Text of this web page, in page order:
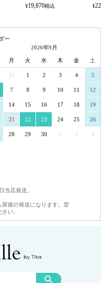
19,870
ー
2026年9月
月 火 水 木 金 土
31 1 2 3 4 5
7 8 9 10 11 12
14 15 16 17 18 19
21 22 23 24 25 26
28 29 30 1 2 3
当店発送。
後の発送になります。翌
い。